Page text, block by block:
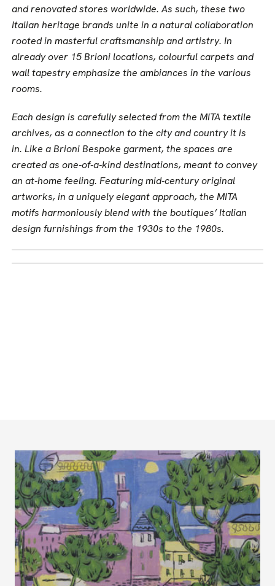
and renovated stores worldwide. As such, these two
Italian heritage brands unite in a natural collaboration
rooted in masterful craftsmanship and artistry. In
already over 15 Brioni locations, colourful carpets and
wall tapestry emphasize the ambiances in the various
rooms.
Each design is carefully selected from the MITA textile
archives, as a connection to the city and country it is
in. Like a Brioni Bespoke garment, the spaces are
created as one-of-a-kind destinations, meant to convey
an at-home feeling. Featuring mid-century original
artworks, in a uniquely elegant approach, the MITA
motifs harmoniously blend with the boutiques’ Italian
design furnishings from the 1930s to the 1980s.